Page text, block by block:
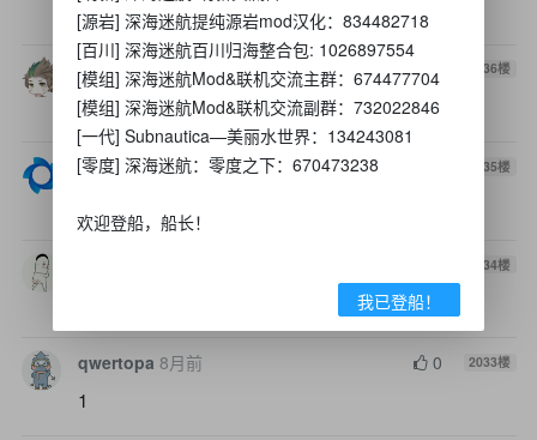
1
yi835485980 6月前 0 2036楼
11111111111111
_yzzZ* 6月前 2035楼
2034楼
qwertopa 8月前 0 2033楼
1
[源岩] 深海迷航提纯源岩mod汉化：834482718
[百川] 深海迷航百川归海整合包: 1026897554
[模组] 深海迷航Mod&联机交流主群：674477704
[模组] 深海迷航Mod&联机交流副群：732022846
[一代] Subnautica—美丽水世界：134243081
[零度] 深海迷航：零度之下：670473238
欢迎登船，船长！
我已登船！